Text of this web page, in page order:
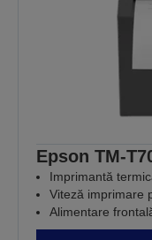
Epson TM-
Imprimantă
Viteză imprimare
Alimentare